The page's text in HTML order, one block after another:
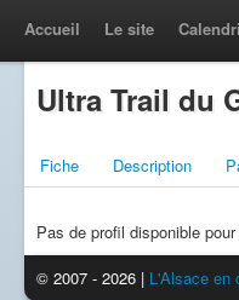
Accueil Le site
Ultra Trail du
Fiche Description
Pas de profil disponible
© 2007 - 2026 | L'Alsace en